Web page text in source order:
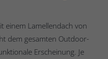
einem Lamellendach von
dem gesamten Outdoor-
Erscheinung. Je